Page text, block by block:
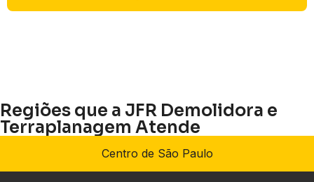
Regiões que a JFR Demolidora e
Terraplanagem Atende
Centro de São Paulo